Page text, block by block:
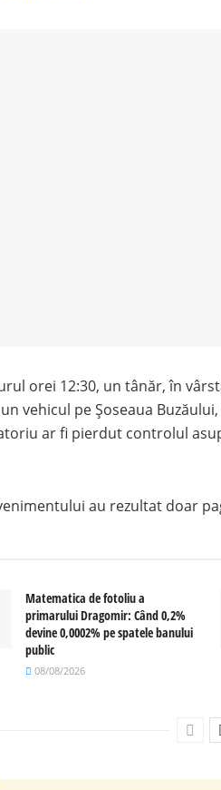
orei 12:30, un tânăr, în
vehicul pe Șoseaua
ar fi pierdut controlul
au rezultat doar
Matematica de fotoliu a
primarului Dragomir: Când 0,2%
devine 0,0002% pe spatele banului
public
08/08/2026